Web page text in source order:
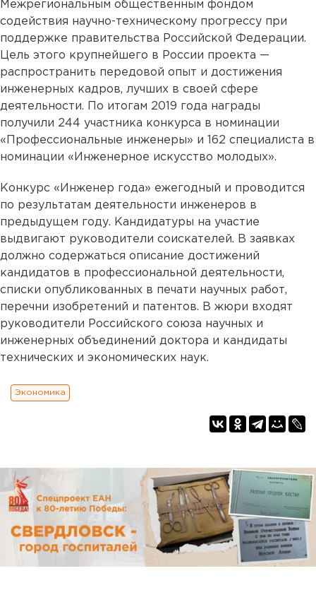
Межрегиональным общественным фондом
содействия научно-техническому прогрессу при
поддержке правительства Российской Федерации.
Цель этого крупнейшего в России проекта —
распространить передовой опыт и достижения
инженерных кадров, лучших в своей сфере
деятельности. По итогам 2019 года награды
получили 244 участника конкурса в номинации
«Профессиональные инженеры» и 162 специалиста в
номинации «Инженерное искусство молодых».
Конкурс «Инженер года» ежегодный и проводится
по результатам деятельности инженеров в
предыдущем году. Кандидатуры на участие
выдвигают руководители соискателей. В заявках
должно содержаться описание достижений
кандидатов в профессиональной деятельности,
списки опубликованных в печати научных работ,
перечни изобретений и патентов. В жюри входят
руководители Российского союза научных и
инженерных объединений доктора и кандидаты
технических и экономических наук.
Экономика